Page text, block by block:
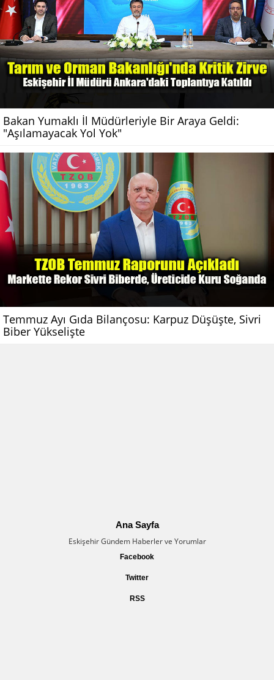
Bakan Yumaklı İl Müdürleriyle Bir Araya Geldi:
"Aşılamayacak Yol Yok"
Temmuz Ayı Gıda Bilançosu: Karpuz Düşüşte, Sivri
Biber Yükselişte
Ana Sayfa
Eskişehir Gündem Haberler ve Yorumlar
Facebook
Twitter
RSS